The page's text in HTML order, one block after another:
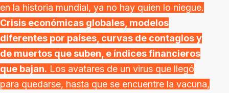
en la historia mundial, ya no hay quien lo niegue.
Crisis económicas globales, modelos
diferentes por países, curvas de contagios y
de muertos que suben, e índices financieros
que bajan. Los avatares de un virus que llegó
para quedarse, hasta que se encuentre la vacuna,